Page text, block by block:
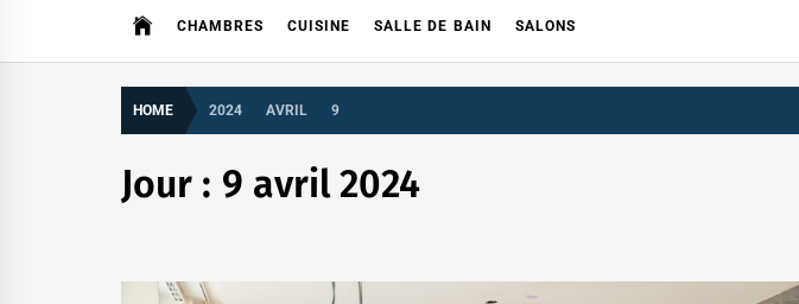
CHAMBRES CUISINE SALLE DE BAIN SALONS
HOME 2024 AVRIL 9
Jour : 9 avril 2024